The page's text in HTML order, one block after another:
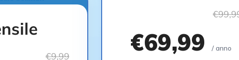
€9,99 €69,99 / anno